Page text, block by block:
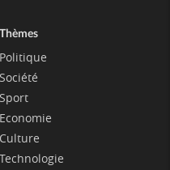
Thèmes
Politique
Société
Sport
Economie
Culture
Technologie